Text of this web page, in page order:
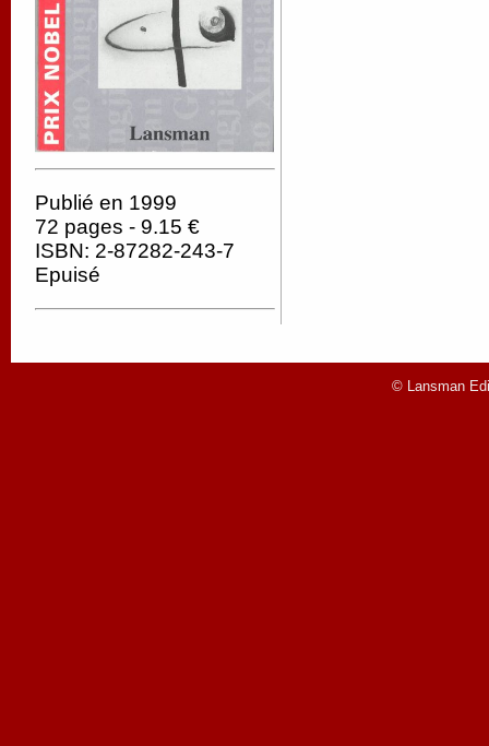
Publié en 1999
72 pages - 9.15 €
ISBN: 2-87282-243-7
Epuisé
© Lansman